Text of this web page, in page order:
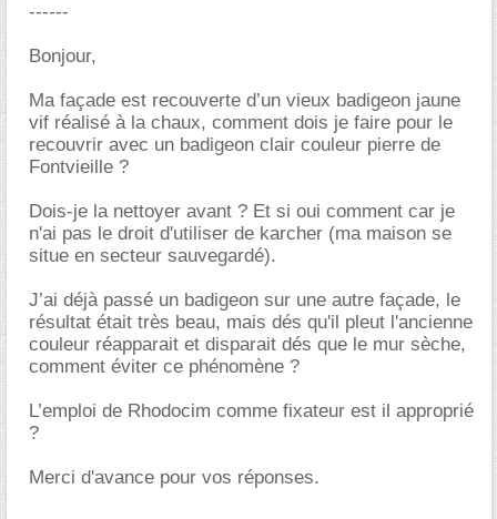
------
Bonjour,
Ma façade est recouverte d’un vieux badigeon jaune
vif réalisé à la chaux, comment dois je faire pour le
recouvrir avec un badigeon clair couleur pierre de
Fontvieille ?
Dois-je la nettoyer avant ? Et si oui comment car je
n'ai pas le droit d'utiliser de karcher (ma maison se
situe en secteur sauvegardé).
J’ai déjà passé un badigeon sur une autre façade, le
résultat était très beau, mais dés qu'il pleut l'ancienne
couleur réapparait et disparait dés que le mur sèche,
comment éviter ce phénomène ?
L’emploi de Rhodocim comme fixateur est il approprié
?
Merci d'avance pour vos réponses.